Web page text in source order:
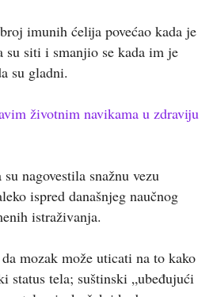
imunih ćelija povećao kada je
su siti i smanjio se kada im je
su gladni.
životnim navikama u zdraviju
nagovestila snažnu vezu
ispred današnjeg naučnog
istraživanja.
mozak može uticati na to kako
status tela; suštinski „ubeđujući